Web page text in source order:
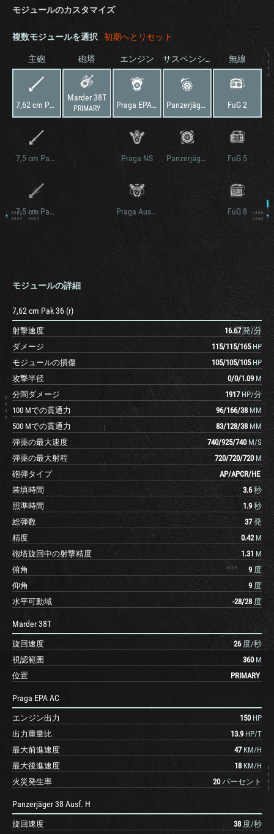
モジュールのカスタマイズ
複数モジュールを選択 初期へとリセット
主砲
7,62 cm Pak 36 (r)
7,5 cm PaK 40/2 L/46
7,5 cm PaK 40/3 L/46
砲塔
Marder 38T
PRIMARY
エンジン
Praga EPA AC
Praga NS
Praga Ausf. IV
サスペンション
Panzerjäger 38 Ausf. H
Panzerjäger 38 Ausf. M
無線
FuG 2
FuG 5
FuG 8
モジュールの詳細
7,62 cm Pak 36 (r)
射撃速度 16.67 発/分
ダメージ
115/115/165 HP
モジュールの損傷
105/105/105 HP
攻撃半径
0/0/1.09 M
分間ダメージ
1917 HP/分
100 Mでの貫通力
96/166/38 MM
500 Mでの貫通力
83/128/38 MM
弾薬の最大速度
740/925/740 M/S
弾薬の最大射程
720/720/720 M
砲弾タイプ
AP/APCR/HE
装填時間
3.6 秒
照準時間
1.9 秒
総弾数
37 発
精度
0.42 M
砲塔旋回中の射撃精度
1.31 M
俯角
9 度
仰角
9 度
水平可動域
-28/28 度
Marder 38T
旋回速度 26 度/秒
視認範囲
360 M
位置
PRIMARY
Praga EPA AC
エンジン出力 150 HP
出力重量比
13.9 HP/T
最大前進速度
47 KM/H
最大後進速度
18 KM/H
火災発生率
20 パーセント
Panzerjäger 38 Ausf. H
旋回速度 38 度/秒